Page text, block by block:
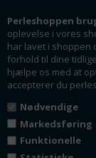
Perleshoppen
oplevelse i vores
har lavet i shoppen
forhold til dine
hjælpe os med at
accepterer du
Nødvendige
Markedsføring
Funktionelle